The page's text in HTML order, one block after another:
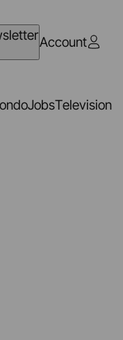
Account
JobsTelevision